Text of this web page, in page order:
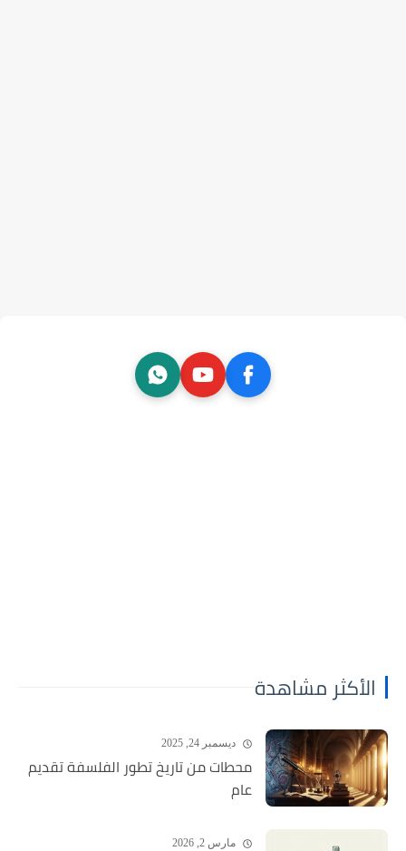
الأكثر مشاهدة
ديسمبر 24, 2025
محطات من تاريخ تطور الفلسفة تقديم
عام
مارس 2, 2026